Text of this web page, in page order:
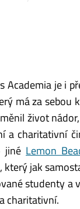
je i
má za sebou
život
a charitativní
jiné Lemon
jak
studenty a
charitativní.